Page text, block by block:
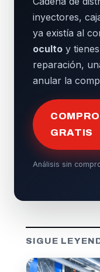
inyectores,
ya existía al
oculto y
reparación,
anular la
GRATIS
Análisis sin
SIGUE